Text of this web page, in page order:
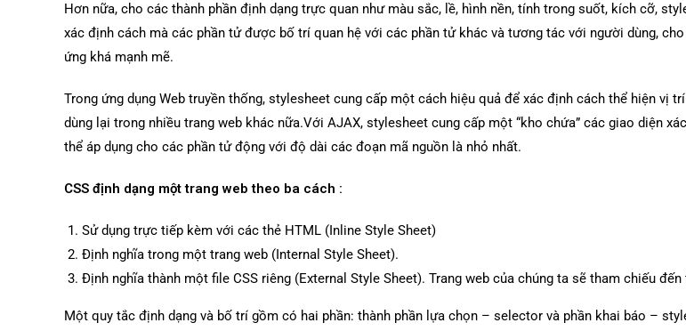
Hơn nữa, cho các thành phần định dạng trực quan như màu sắc, lề, hình nền, tính trong suốt, kích cỡ,
xác định cách mà các phần tử được bố trí quan hệ với các phần tử khác và tương tác với người dùng,
ứng khá mạnh mẽ.
Trong ứng dụng Web truyền thống, stylesheet cung cấp một cách hiệu quả để xác định cách thể hiện vị
dùng lại trong nhiều trang web khác nữa.Với AJAX, stylesheet cung cấp một “kho chứa” các giao diện
thể áp dụng cho các phần tử động với độ dài các đoạn mã nguồn là nhỏ nhất.
CSS định dạng một trang web theo ba cách :
Sử dụng trực tiếp kèm với các thẻ HTML (Inline Style Sheet)
Định nghĩa trong một trang web (Internal Style Sheet).
Định nghĩa thành một file CSS riêng (External Style Sheet). Trang web của chúng ta sẽ tham chiếu đến
Một quy tắc định dạng và bố trí gồm có hai phần: thành phần lựa chọn – selector và phần khai báo –